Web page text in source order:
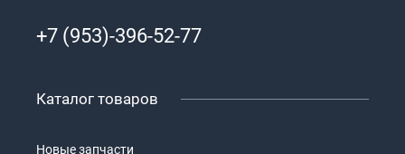
+7 (953)-396-52-77
Каталог товаров
Новые запчасти